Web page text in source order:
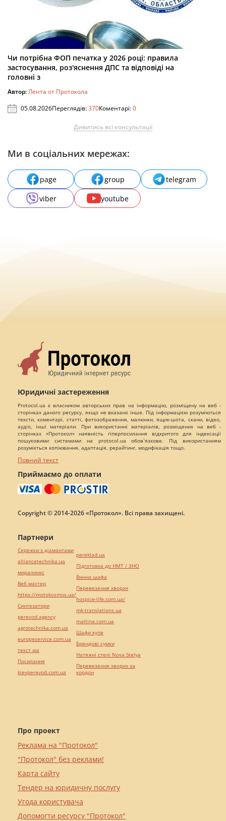
Чи потрібна ФОП печатка у 2026 році: правила
застосування, роз'яснення ДПС та відповіді на
головні з
Автор:Лента от Протокола
05.08.2026Переглядів:370Коментарі:0
Дивитись всі консультації
Ми в соціальних мережах:
page group
telegram
viber
youtube
Юридичні застереження
Protocol.ua є власником авторських прав на інформацію, розміщену на веб -
сторінках даного ресурсу, якщо не вказано інше. Під інформацією розуміються
тексти, коментарі, статті, фотозображення, малюнки, ящик-шота, скани, відео,
аудіо, інші матеріали. При використанні матеріалів, розміщених на веб -
сторінках «Протокол» наявність гіперпосилання відкритого для індексації
пошуковими системами на protocol.ua обов`язкове. Під використанням
розуміється копіювання, адаптація, рерайтинг, модифікація тощо.
Повний текст
Приймаємо до оплати
Copyright © 2014-2026 «Протокол». Всі права захищені.
Про проект
Реклама на "Протокол"
"Протокол" без реклами!
Карта сайту
Тендер на юридичну послугу
Угода користувача
Допомогти ресурсу "Протокол"
Партнери
Сережки з діамантами
alliancetechnika.ua
миралинкс
Веб мастер
https://motokosmos.ua/
Синтезатори
perevod.agency
agrotechnika.com.ua
europeservice.com.ua
текст юа
Посилання
kievperevod.com.ua
pereklad.ua
Підготовка до НМТ / ЗНО
Винна шафа
Перевезення хворих
hospice-life.com.ua/
mk-translations.ua
maltina.com.ua
Шафи купе
Брендові сумки
Натяжні стелі Nova Stelya
Перевезення хворих за
кордон